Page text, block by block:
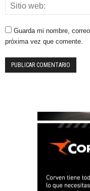
Guarda mi nombre,
próxima vez que comente.